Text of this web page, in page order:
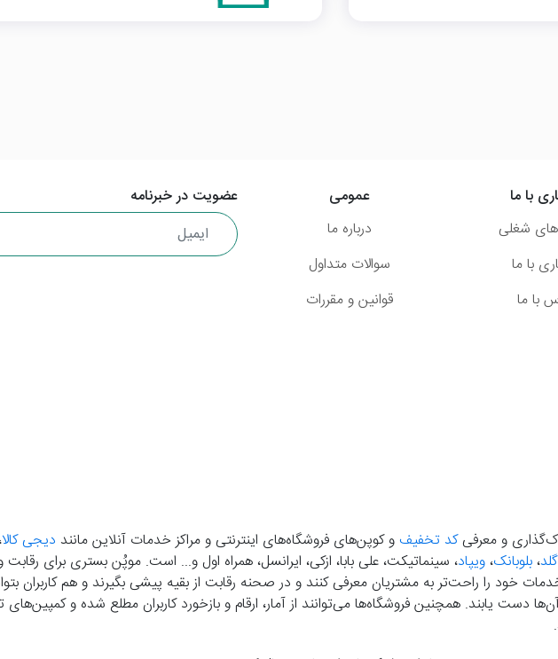
عضویت در خبرنامه
با ما
شغلی
با ما
با ما
عمومی
درباره ما
سوالات متداول
قوانین و مقررات
و معرفیکد تخفیفو کوپن‌های فروشگاه‌های اینترنتی و مراکز خدمات آنلاین مانند دیجی کالا
، بلوبانک، ویپاد، سینماتیکت، علی بابا، ازکی، ایرانسل، همراه اول و... است. موپُن بستری برای
خود را راحت‌تر به مشتریان معرفی کنند و در صحنه رقابت از بقیه پیشی بگیرند و هم کاربران
دست‌ یابند. همچنین فروشگاه‌ها می‌توانند از آمار، ارقام و بازخورد کاربران مطلع شده و